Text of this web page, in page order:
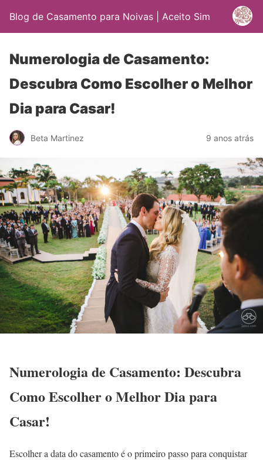
Blog de Casamento para Noivas | Aceito Sim
Numerologia de Casamento:
Descubra Como Escolher o Melhor
Dia para Casar!
Beta Martinez 9 anos atrás
Numerologia de Casamento: Descubra
Como Escolher o Melhor Dia para
Casar!
Escolher a data do casamento é o primeiro passo para conquistar